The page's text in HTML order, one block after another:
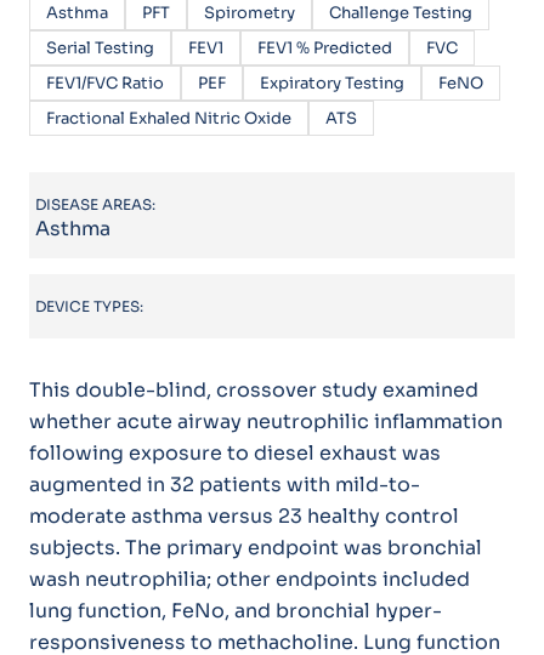
Asthma PFT Spirometry
Challenge Testing
Serial Testing
FEV1 FEV1 % Predicted
FVC
FEV1/FVC Ratio
PEF Expiratory Testing
FeNO
Fractional Exhaled Nitric Oxide
ATS
DISEASE AREAS:
Asthma
DEVICE TYPES:
This double-blind, crossover study examined
whether acute airway neutrophilic inflammation
following exposure to diesel exhaust was
augmented in 32 patients with mild-to-
moderate asthma versus 23 healthy control
subjects. The primary endpoint was bronchial
wash neutrophilia; other endpoints included
lung function, FeNo, and bronchial hyper-
responsiveness to methacholine. Lung function